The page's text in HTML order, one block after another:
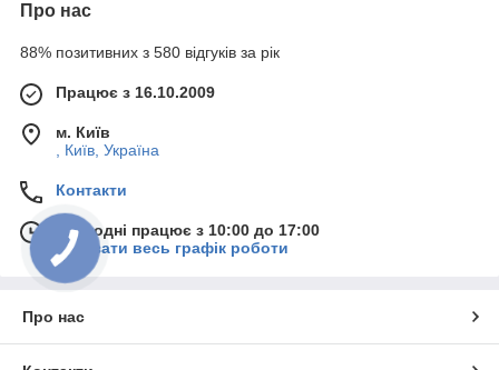
Про нас
88% позитивних з 580 відгуків за рік
Працює з 16.10.2009
м. Київ
, Київ, Україна
Контакти
Сьогодні працює з 10:00 до 17:00
Показати весь графік роботи
Про нас